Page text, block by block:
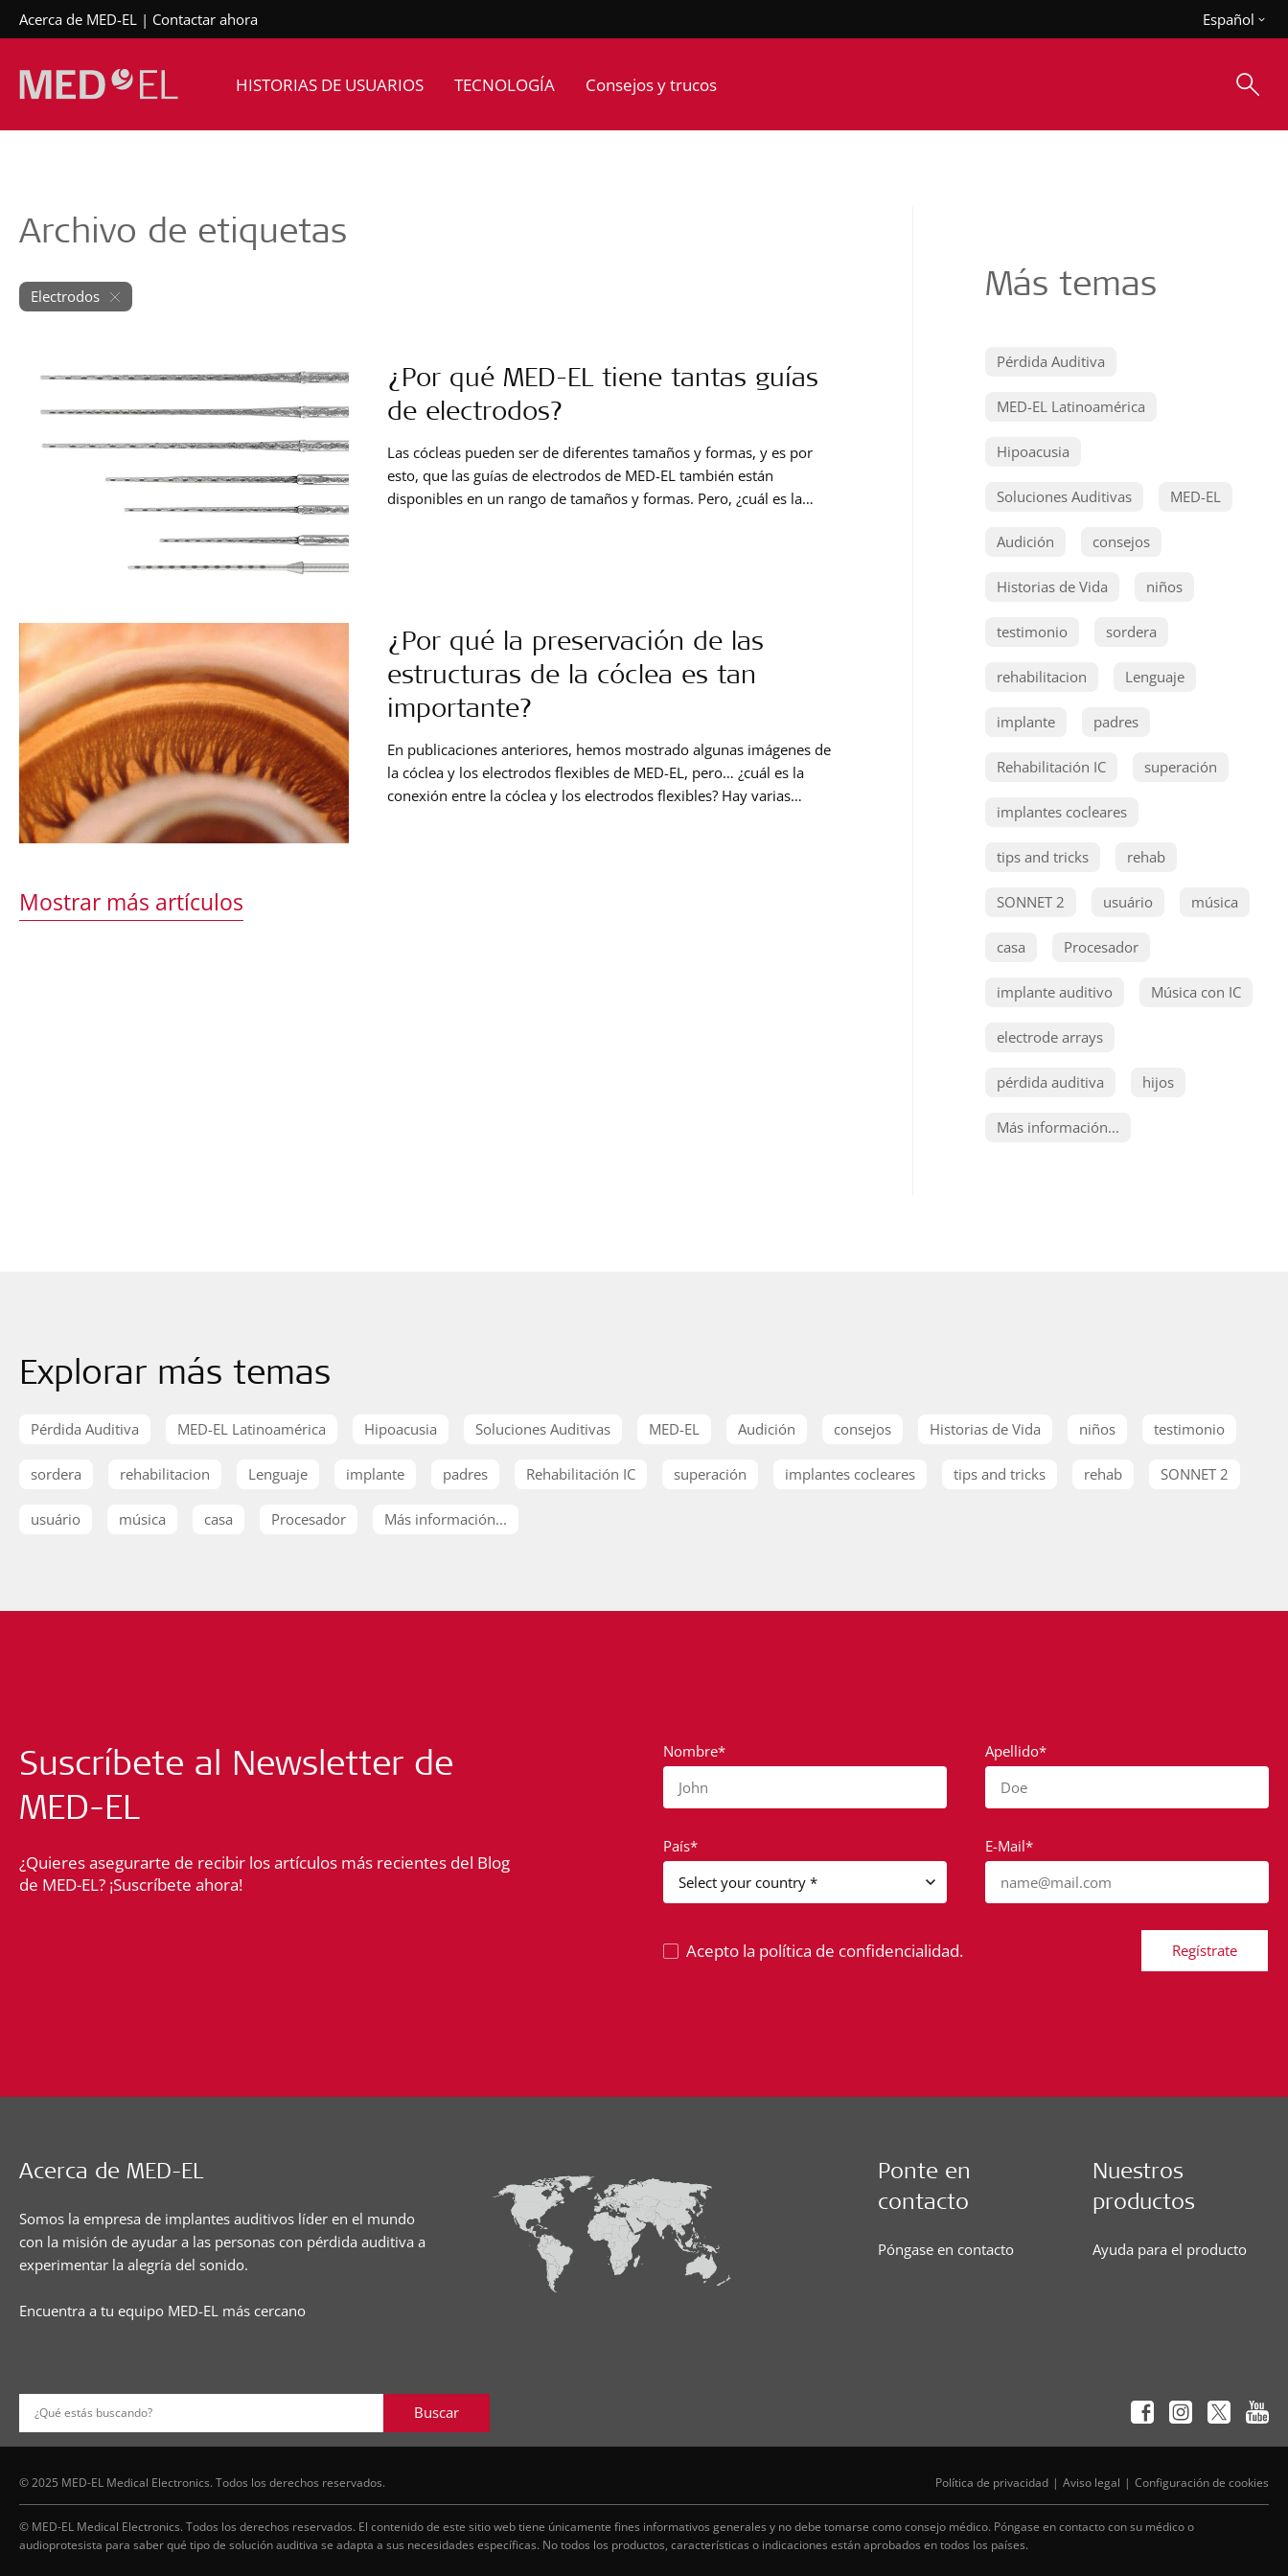
Acerca de MED-EL Contactar ahora Español
HISTORIAS DE USUARIOS TECNOLOGÍA Consejos y trucos
Archivo de etiquetas
Electrodos
¿Por qué MED-EL tiene tantas guías
de electrodos?
Las cócleas pueden ser de diferentes tamaños y formas, y es por
esto, que las guías de electrodos de MED-EL también están
disponibles en un rango de tamaños y formas. Pero, ¿cuál es la
¿Por qué la preservación de las
estructuras de la cóclea es tan
importante?
En publicaciones anteriores, hemos mostrado algunas imágenes de
la cóclea y los electrodos flexibles de MED-EL, pero… ¿cuál es la
conexión entre la cóclea y los electrodos flexibles? Hay varias
Mostrar más artículos
Más temas
Pérdida Auditiva
MED-EL Latinoamérica
Hipoacusia
Soluciones Auditivas MED-EL
Audición consejos
Historias de Vida niños
testimonio sordera
rehabilitacion Lenguaje
implante padres
Rehabilitación IC superación
implantes cocleares
tips and tricks rehab
SONNET 2 usuário música
casa Procesador
implante auditivo Música con IC
electrode arrays
pérdida auditiva hijos
Más información...
Explorar más temas
Pérdida Auditiva MED-EL Latinoamérica Hipoacusia Soluciones Auditivas MED-EL Audición consejos Historias de Vida niños testimonio
sordera rehabilitacion Lenguaje implante padres Rehabilitación IC superación implantes cocleares tips and tricks rehab SONNET 2
usuário música casa Procesador Más información...
Suscríbete al Newsletter de
MED-EL
¿Quieres asegurarte de recibir los artículos más recientes del Blog
de MED-EL? ¡Suscríbete ahora!
Nombre*
John
Apellido*
Doe
País*
E-Mail*
name@mail.com
Acepto la política de confidencialidad. Regístrate
Acerca de MED-EL
Somos la empresa de implantes auditivos líder en el mundo
con la misión de ayudar a las personas con pérdida auditiva a
experimentar la alegría del sonido.
Encuentra a tu equipo MED-EL más cercano
Ponte en
contacto
Póngase en contacto
Nuestros
productos
Ayuda para el producto
¿Qué estás buscando? Buscar
© 2025 MED-EL Medical Electronics. Todos los derechos reservados. Política de privacidad Aviso legal Configuración de cookies
© MED-EL Medical Electronics. Todos los derechos reservados. El contenido de este sitio web tiene únicamente fines informativos generales y no debe tomarse como consejo médico. Póngase en contacto con su médico o
audioprotesista para saber qué tipo de solución auditiva se adapta a sus necesidades específicas. No todos los productos, características o indicaciones están aprobados en todos los países.